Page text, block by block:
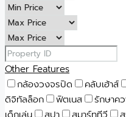
Other Features
กล้องวงจรปิด
คลับเฮ้าส์
ดิจิทัลล็อก
ฟิตเนส รักษาค